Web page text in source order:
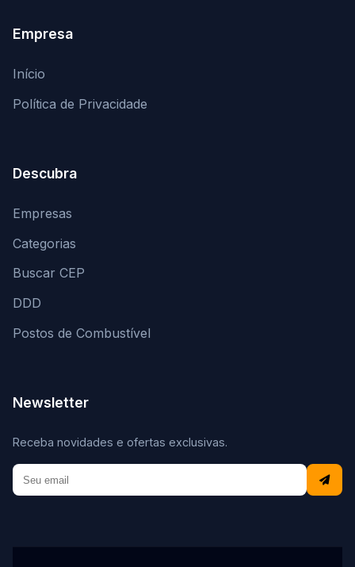
Empresa
Início
Política de Privacidade
Descubra
Empresas
Categorias
Buscar CEP
DDD
Postos de Combustível
Newsletter
Receba novidades e ofertas exclusivas.